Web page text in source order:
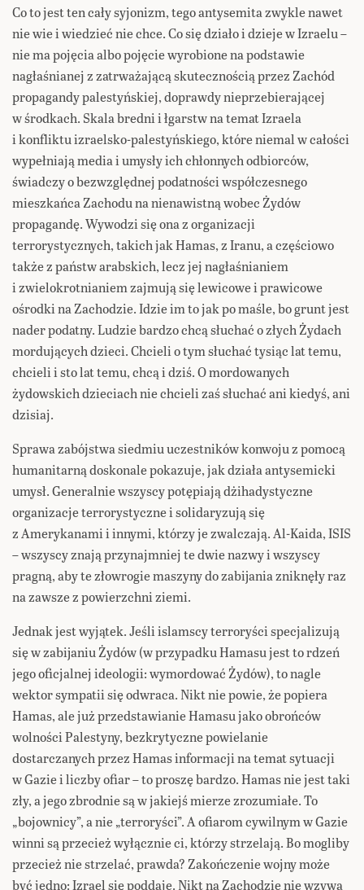
Co to jest ten cały syjonizm, tego antysemita zwykle nawet
nie wie i wiedzieć nie chce. Co się działo i dzieje w Izraelu –
nie ma pojęcia albo pojęcie wyrobione na podstawie
nagłaśnianej z zatrważającą skutecznością przez Zachód
propagandy palestyńskiej, doprawdy nieprzebierającej
w środkach. Skala bredni i łgarstw na temat Izraela
i konfliktu izraelsko-palestyńskiego, które niemal w całości
wypełniają media i umysły ich chłonnych odbiorców,
świadczy o bezwzględnej podatności współczesnego
mieszkańca Zachodu na nienawistną wobec Żydów
propagandę. Wywodzi się ona z organizacji
terrorystycznych, takich jak Hamas, z Iranu, a częściowo
także z państw arabskich, lecz jej nagłaśnianiem
i zwielokrotnianiem zajmują się lewicowe i prawicowe
ośrodki na Zachodzie. Idzie im to jak po maśle, bo grunt jest
nader podatny. Ludzie bardzo chcą słuchać o złych Żydach
mordujących dzieci. Chcieli o tym słuchać tysiąc lat temu,
chcieli i sto lat temu, chcą i dziś. O mordowanych
żydowskich dzieciach nie chcieli zaś słuchać ani kiedyś, ani
dzisiaj.
Sprawa zabójstwa siedmiu uczestników konwoju z pomocą
humanitarną doskonale pokazuje, jak działa antysemicki
umysł. Generalnie wszyscy potępiają dżihadystyczne
organizacje terrorystyczne i solidaryzują się
z Amerykanami i innymi, którzy je zwalczają. Al-Kaida, ISIS
– wszyscy znają przynajmniej te dwie nazwy i wszyscy
pragną, aby te złowrogie maszyny do zabijania zniknęły raz
na zawsze z powierzchni ziemi.
Jednak jest wyjątek. Jeśli islamscy terroryści specjalizują
się w zabijaniu Żydów (w przypadku Hamasu jest to rdzeń
jego oficjalnej ideologii: wymordować Żydów), to nagle
wektor sympatii się odwraca. Nikt nie powie, że popiera
Hamas, ale już przedstawianie Hamasu jako obrońców
wolności Palestyny, bezkrytyczne powielanie
dostarczanych przez Hamas informacji na temat sytuacji
w Gazie i liczby ofiar – to proszę bardzo. Hamas nie jest taki
zły, a jego zbrodnie są w jakiejś mierze zrozumiałe. To
„bojownicy”, a nie „terroryści”. A ofiarom cywilnym w Gazie
winni są przecież wyłącznie ci, którzy strzelają. Bo mogliby
przecież nie strzelać, prawda? Zakończenie wojny może
być jedno: Izrael się poddaje. Nikt na Zachodzie nie wzywa